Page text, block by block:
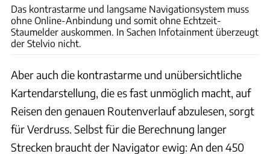
Das kontrastarme und langsame Navigationsystem muss
ohne Online-Anbindung und somit ohne Echtzeit-
Staumelder auskommen. In Sachen Infotainment überzeugt
der Stelvio nicht.
Aber auch die kontrastarme und unübersichtliche
Kartendarstellung, die es fast unmöglich macht, auf
Reisen den genauen Routenverlauf abzulesen, sorgt
für Verdruss. Selbst für die Berechnung langer
Strecken braucht der Navigator ewig: An den 450